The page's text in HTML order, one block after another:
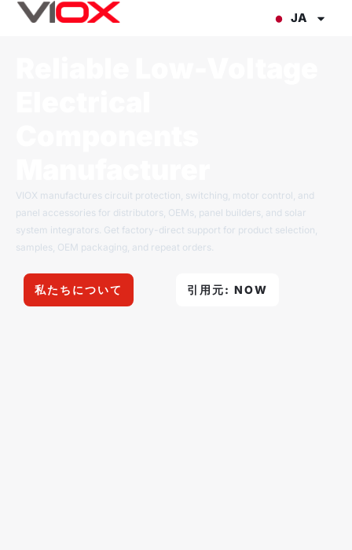
JA
VIOX manufactures circuit protection, switching, motor control, and
panel accessories for distributors, OEMs, panel builders, and solar
system integrators. Get factory-direct support for product selection,
samples, OEM packaging, and repeat orders.
私たちについて 引用元: NOW